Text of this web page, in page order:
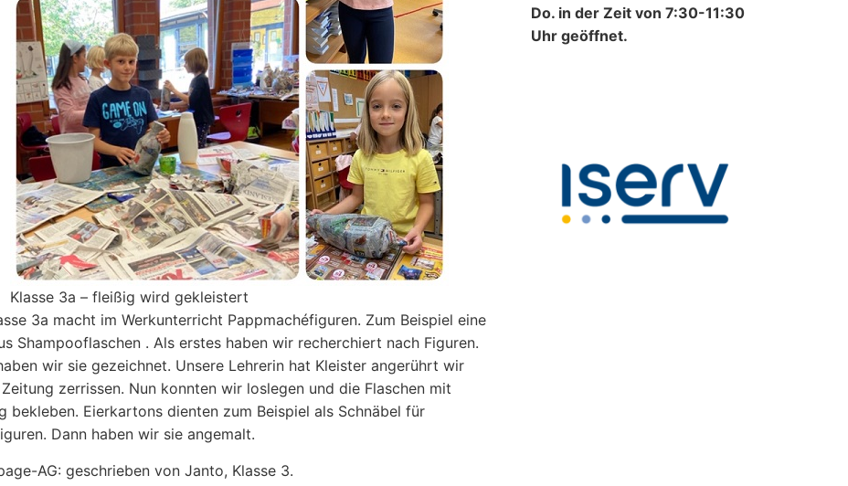
Klasse 3a – fleißig wird gekleistert
3a macht im Werkunterricht Pappmachéfiguren. Zum Beispiel eine
Shampooflaschen . Als erstes haben wir recherchiert nach Figuren.
wir sie gezeichnet. Unsere Lehrerin hat Kleister angerührt wir
zerrissen. Nun konnten wir loslegen und die Flaschen mit
bekleben. Eierkartons dienten zum Beispiel als Schnäbel für
Dann haben wir sie angemalt.
AG: geschrieben von Janto, Klasse 3.
Do. in der Zeit von 7:30-11:30
Uhr geöffnet.